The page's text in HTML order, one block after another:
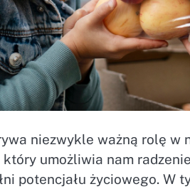
niezwykle ważną rolę w
który umożliwia nam
potencjału życiowego. W